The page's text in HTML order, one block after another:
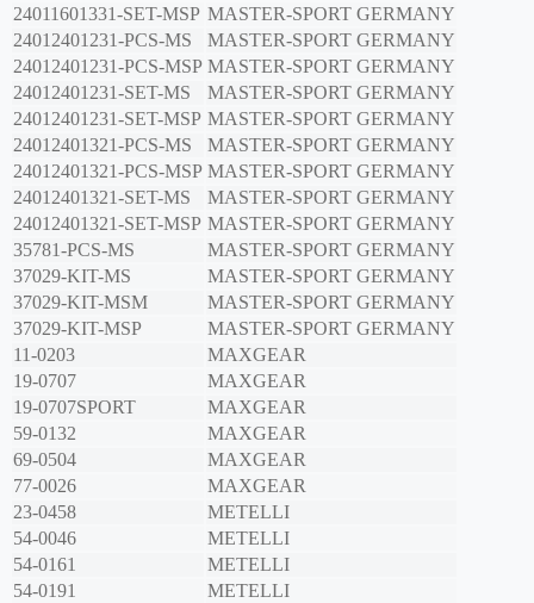
24011601331-SET-MSP MASTER-SPORT GERMANY
24012401231-PCS-MS
MASTER-SPORT GERMANY
24012401231-PCS-MSP MASTER-SPORT GERMANY
24012401231-SET-MS
MASTER-SPORT GERMANY
24012401231-SET-MSP MASTER-SPORT GERMANY
24012401321-PCS-MS
MASTER-SPORT GERMANY
24012401321-PCS-MSP MASTER-SPORT GERMANY
24012401321-SET-MS
MASTER-SPORT GERMANY
24012401321-SET-MSP MASTER-SPORT GERMANY
35781-PCS-MS
MASTER-SPORT GERMANY
37029-KIT-MS
MASTER-SPORT GERMANY
37029-KIT-MSM
MASTER-SPORT GERMANY
37029-KIT-MSP
MASTER-SPORT GERMANY
11-0203
MAXGEAR
19-0707
MAXGEAR
19-0707SPORT
MAXGEAR
59-0132
MAXGEAR
69-0504
MAXGEAR
77-0026
MAXGEAR
23-0458
METELLI
54-0046
METELLI
54-0161
METELLI
54-0191
METELLI